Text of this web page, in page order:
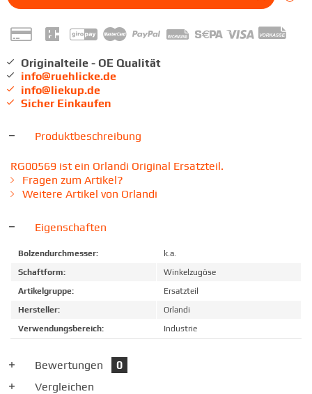
Originalteile - OE Qualität
info@ruehlicke.de
info@liekup.de
Sicher Einkaufen
Produktbeschreibung
RG00569 ist ein Orlandi Original Ersatzteil.
Fragen zum Artikel?
Weitere Artikel von Orlandi
Eigenschaften
Bolzendurchmesser:
k.a.
Schaftform:
Winkelzugöse
Artikelgruppe:
Ersatzteil
Hersteller:
Orlandi
Verwendungsbereich:
Industrie
Bewertungen
0
Vergleichen